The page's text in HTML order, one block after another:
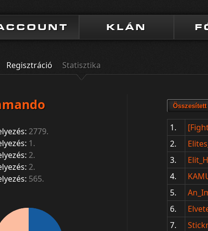
KLÁN
Regisztráció Statisztika
2779.
1.
2.
2.
565.
1.
2.
3.
4.
5.
6.
7.